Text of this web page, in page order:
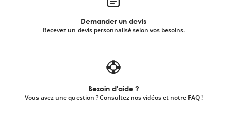
Demander un devis
Recevez un devis personnalisé selon vos besoins.
Besoin d'aide ?
Vous avez une question ? Consultez nos vidéos et notre FAQ !